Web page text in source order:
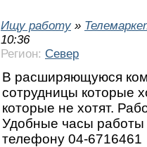
Ищу работу »
10:36
Регион: Север
В расширяющуюся
сотрудницы которые
которые не хотят.
Удобные часы работы
телефону 04-6716461